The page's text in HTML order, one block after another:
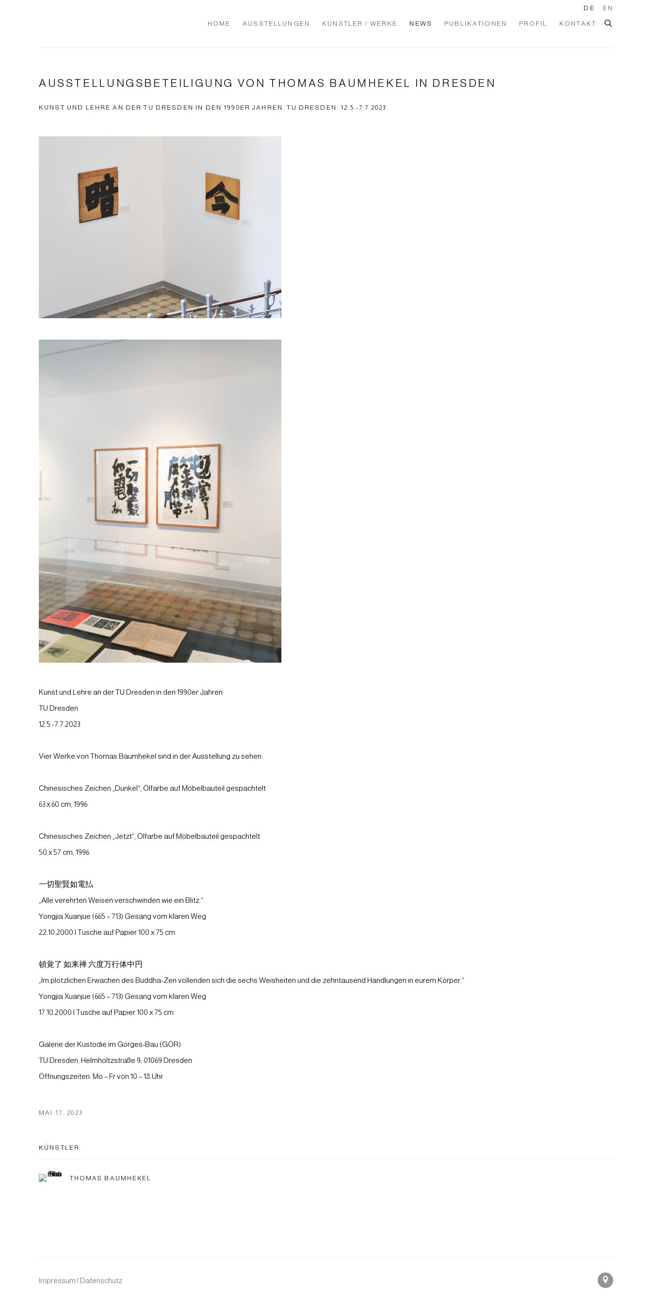
HOME AUSSTELLUNGEN KÜNSTLER / WERKE NEWS PUBLIKATIONEN PROFIL KONTAKT
DE EN
AUSSTELLUNGSBETEILIGUNG VON THOMAS BAUMHEKEL IN DRESDEN
KUNST UND LEHRE AN DER TU DRESDEN IN DEN 1990ER JAHREN. TU DRESDEN. 12.5.-7.7.2023
Kunst und Lehre an der TU Dresden in den 1990er Jahren
TU Dresden
12.5.-7.7.2023
Vier Werke von Thomas Baumhekel sind in der Ausstellung zu sehen:
Chinesisches Zeichen „Dunkel“, Ölfarbe auf Möbelbauteil gespachtelt
63 x 60 cm, 1996
Chinesisches Zeichen „Jetzt“, Ölfarbe auf Möbelbauteil gespachtelt
50 x 57 cm, 1996
一切聖賢如電払
„Alle verehrten Weisen verschwinden wie ein Blitz.“
Yongjia Xuanjue (665 – 713) Gesang vom klaren Weg
22.10.2000 I Tusche auf Papier 100 x 75 cm
頓覚了 如来禅 六度万行体中円
„Im plötzlichen Erwachen des Buddha-Zen vollenden sich die sechs Weisheiten und die zehntausend Handlungen in eurem Körper.“
Yongjia Xuanjue (665 – 713) Gesang vom klaren Weg
17.10.2000 I Tusche auf Papier 100 x 75 cm
Galerie der Kustodie im Görges-Bau (GÖR)
TU Dresden, Helmholtzstraße 9, 01069 Dresden
Öffnungszeiten: Mo – Fr von 10 – 18 Uhr
MAI 17, 2023
KÜNSTLER
THOMAS BAUMHEKEL
Impressum | Datenschutz